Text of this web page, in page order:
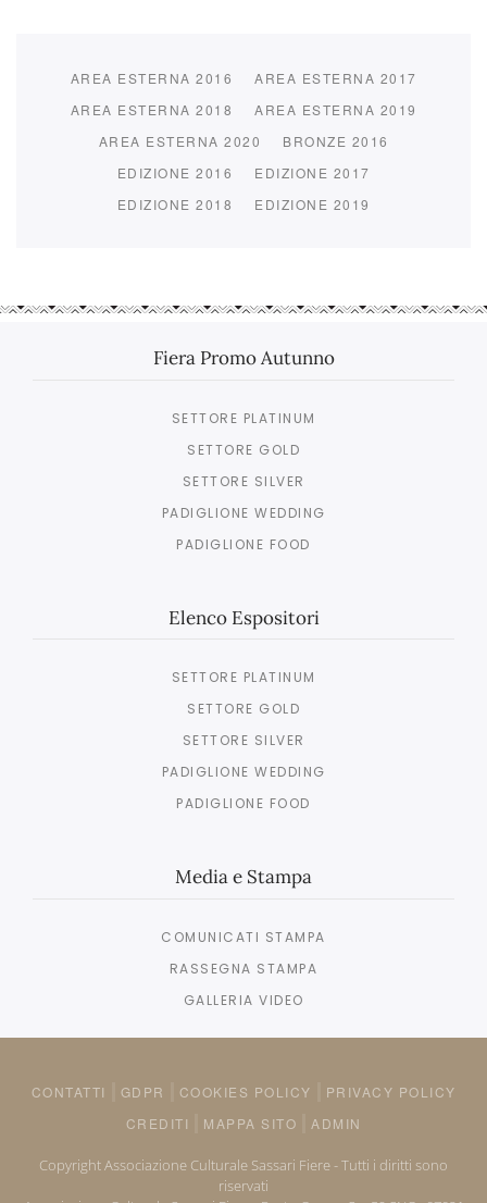
AREA ESTERNA 2016
AREA ESTERNA 2017
AREA ESTERNA 2018
AREA ESTERNA 2019
AREA ESTERNA 2020
BRONZE 2016
EDIZIONE 2016
EDIZIONE 2017
EDIZIONE 2018
EDIZIONE 2019
Fiera Promo Autunno
SETTORE PLATINUM
SETTORE GOLD
SETTORE SILVER
PADIGLIONE WEDDING
PADIGLIONE FOOD
Elenco Espositori
SETTORE PLATINUM
SETTORE GOLD
SETTORE SILVER
PADIGLIONE WEDDING
PADIGLIONE FOOD
Media e Stampa
COMUNICATI STAMPA
RASSEGNA STAMPA
GALLERIA VIDEO
CONTATTI GDPR COOKIES POLICY
PRIVACY POLICY
CREDITI
MAPPA SITO ADMIN
Copyright Associazione Culturale Sassari Fiere - Tutti i diritti sono
riservati